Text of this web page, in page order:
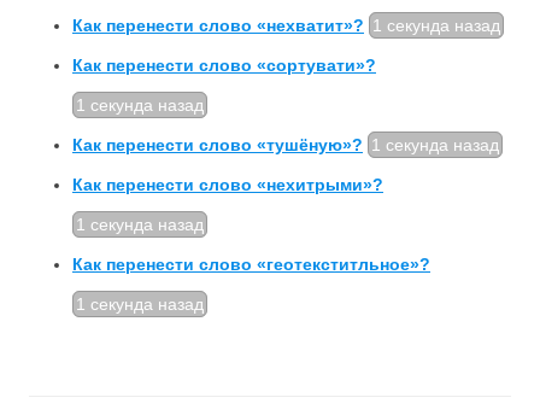
Как перенести слово «нехватит»? 1 секунда назад
Как перенести слово «сортувати»?
1 секунда назад
Как перенести слово «тушёную»? 1 секунда назад
Как перенести слово «нехитрыми»?
1 секунда назад
Как перенести слово «геотекститльное»?
1 секунда назад